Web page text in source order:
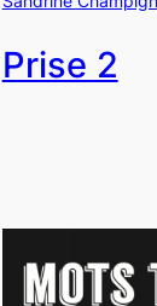
Prise 2